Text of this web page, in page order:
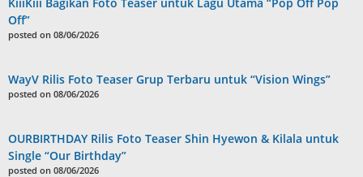
Off”
posted on 08/06/2026
WayV Rilis Foto Teaser Grup Terbaru untuk “Vision Wings”
posted on 08/06/2026
OURBIRTHDAY Rilis Foto Teaser Shin Hyewon & Kilala untuk
Single “Our Birthday”
posted on 08/06/2026